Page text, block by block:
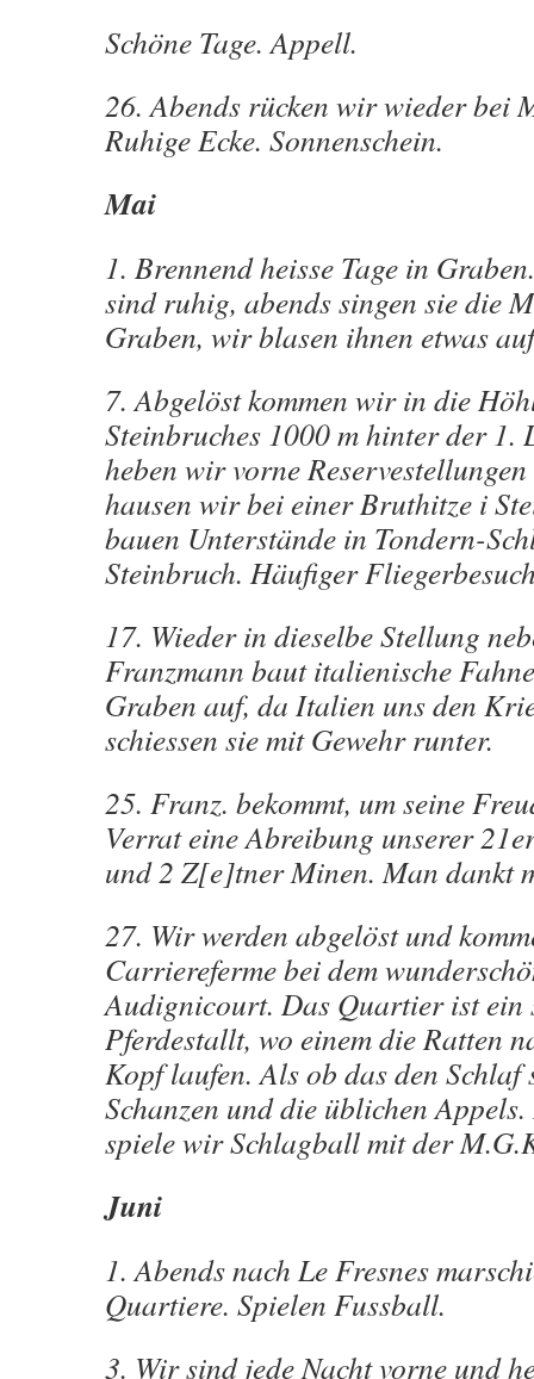
Schöne Tage. Appell.
26. Abends rücken wir wieder bei
Ruhige Ecke. Sonnenschein.
Mai
1. Brennend heisse Tage in
sind ruhig, abends singen sie die
Graben, wir blasen ihnen etwas
7. Abgelöst kommen wir in die
Steinbruches 1000 m hinter der 1.
heben wir vorne
hausen wir bei einer Bruthitze i
bauen Unterstände in Tondern-
Steinbruch. Häufiger
17. Wieder in dieselbe Stellung
Franzmann baut italienische
Graben auf, da Italien uns den
schiessen sie mit Gewehr runter.
25. Franz. bekommt, um seine
Verrat eine Abreibung unserer
und 2 Z[e]tner Minen. Man dankt
27. Wir werden abgelöst und
Carriereferme bei dem
Audignicourt. Das Quartier ist ein
Pferdestallt, wo einem die Ratten
Kopf laufen. Als ob das den Schlaf
Schanzen und die üblichen
spiele wir Schlagball mit der
Juni
1. Abends nach Le Fresnes
Quartiere. Spielen Fussball.
3. Wir sind jede Nacht vorne und